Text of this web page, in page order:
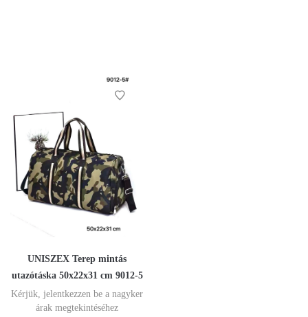
UNISZEX Terep mintás
utazótáska 50x22x31 cm 9012-5
Kérjük, jelentkezzen be a nagyker
árak megtekintéséhez